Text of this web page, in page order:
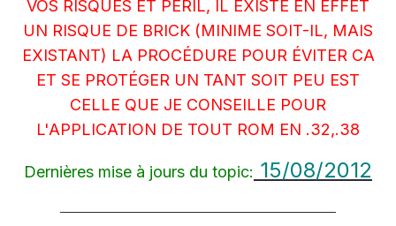
VOS RISQUES ET PERIL, IL EXISTE EN EFFET
UN RISQUE DE BRICK (MINIME SOIT-IL, MAIS
EXISTANT) LA PROCÉDURE POUR ÉVITER CA
ET SE PROTÉGER UN TANT SOIT PEU EST
CELLE QUE JE CONSEILLE POUR
L'APPLICATION DE TOUT ROM EN .32,.38
Dernières mise à jours du topic: 15/08/2012